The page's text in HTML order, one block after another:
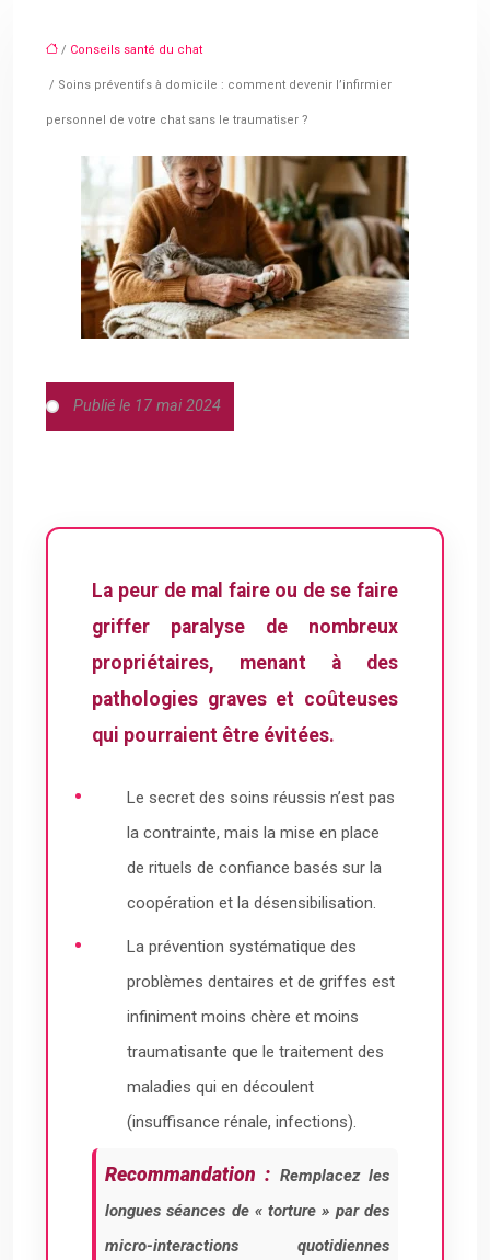
/ Conseils santé du chat
/ Soins préventifs à domicile : comment devenir l’infirmier
personnel de votre chat sans le traumatiser ?
Publié le 17 mai 2024
La peur de mal faire ou de se faire
griffer paralyse de nombreux
propriétaires, menant à des
pathologies graves et coûteuses
qui pourraient être évitées.
Le secret des soins réussis n’est pas
la contrainte, mais la mise en place
de rituels de confiance basés sur la
coopération et la désensibilisation.
La prévention systématique des
problèmes dentaires et de griffes est
infiniment moins chère et moins
traumatisante que le traitement des
maladies qui en découlent
(insuffisance rénale, infections).
Recommandation : Remplacez les
longues séances de « torture » par des
micro-interactions quotidiennes